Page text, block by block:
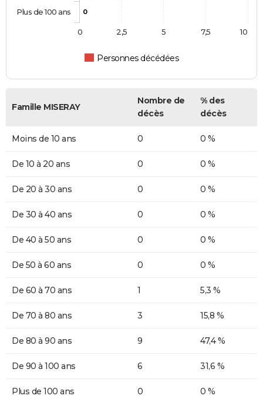
0
Personnes décédées
Plus de 100 ans
0 10
2,5 5 7,5
Famille MISERAY
Nombre de
décès
% des
décès
Moins de 10 ans 0 0 %
De 10 à 20 ans 0 0 %
De 20 à 30 ans 0 0 %
De 30 à 40 ans 0 0 %
De 40 à 50 ans 0 0 %
De 50 à 60 ans 0 0 %
De 60 à 70 ans 1 5,3 %
De 70 à 80 ans 3 15,8 %
De 80 à 90 ans 9 47,4 %
De 90 à 100 ans 6 31,6 %
Plus de 100 ans 0 0 %